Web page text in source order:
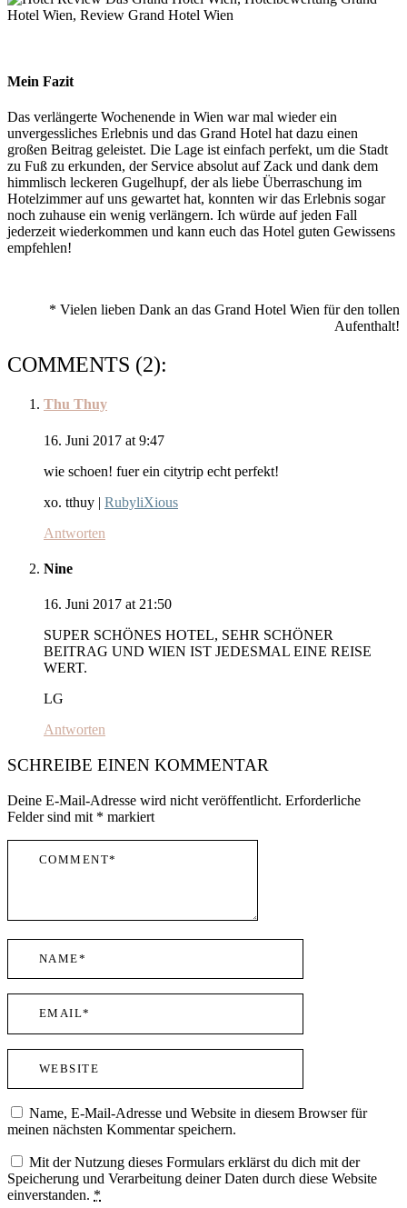
Mein Fazit
Das verlängerte Wochenende in Wien war mal wieder ein
unvergessliches Erlebnis und das Grand Hotel hat dazu einen
großen Beitrag geleistet. Die Lage ist einfach perfekt, um die Stadt
zu Fuß zu erkunden, der Service absolut auf Zack und dank dem
himmlisch leckeren Gugelhupf, der als liebe Überraschung im
Hotelzimmer auf uns gewartet hat, konnten wir das Erlebnis sogar
noch zuhause ein wenig verlängern. Ich würde auf jeden Fall
jederzeit wiederkommen und kann euch das Hotel guten Gewissens
empfehlen!
* Vielen lieben Dank an das Grand Hotel Wien für den tollen
Aufenthalt!
COMMENTS (2):
Thu Thuy
16. Juni 2017 at 9:47
wie schoen! fuer ein citytrip echt perfekt!
xo. tthuy | RubyliXious
Antworten
Nine
16. Juni 2017 at 21:50
SUPER SCHÖNES HOTEL, SEHR SCHÖNER
BEITRAG UND WIEN IST JEDESMAL EINE REISE
WERT.
LG
Antworten
SCHREIBE EINEN KOMMENTAR
Deine E-Mail-Adresse wird nicht veröffentlicht. Erforderliche
Felder sind mit * markiert
Name, E-Mail-Adresse und Website in diesem Browser für
meinen nächsten Kommentar speichern.
Mit der Nutzung dieses Formulars erklärst du dich mit der
Speicherung und Verarbeitung deiner Daten durch diese Website
einverstanden. *